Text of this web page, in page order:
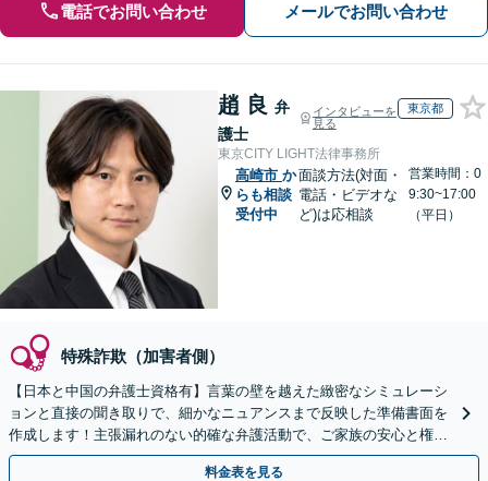
電話でお問い合わせ メールでお問い合わせ
趙 良 弁
護士
インタビューを
見る
東京都
東京CITY LIGHT法律事務所
高崎市 か
らも相談
受付中
面談方法(対面・
電話・ビデオな
ど)は応相談
営業時間：0
9:30~17:00
（平日）
特殊詐欺（加害者側）
【日本と中国の弁護士資格有】言葉の壁を越えた緻密なシミュレーシ
ョンと直接の聞き取りで、細かなニュアンスまで反映した準備書面を
作成します！主張漏れのない的確な弁護活動で、ご家族の安心と権利
を誠実にお守りいたします【初回相談無料】
料金表を見る